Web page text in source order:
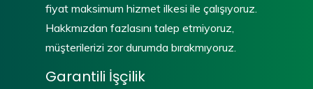
fiyat maksimum hizmet ilkesi ile çalışıyoruz.
Hakkmızdan fazlasını talep etmiyoruz,
müşterilerizi zor durumda bırakmıyoruz.
Garantili İşçilik